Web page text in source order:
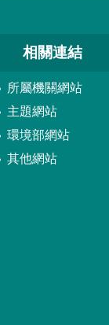
相關連結
所屬機關網站
主題網站
環境部網站
其他網站